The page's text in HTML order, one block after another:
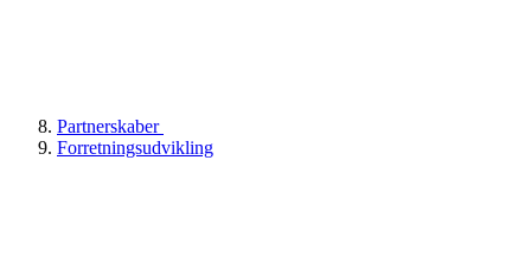
Partnerskaber
Forretningsudvikling